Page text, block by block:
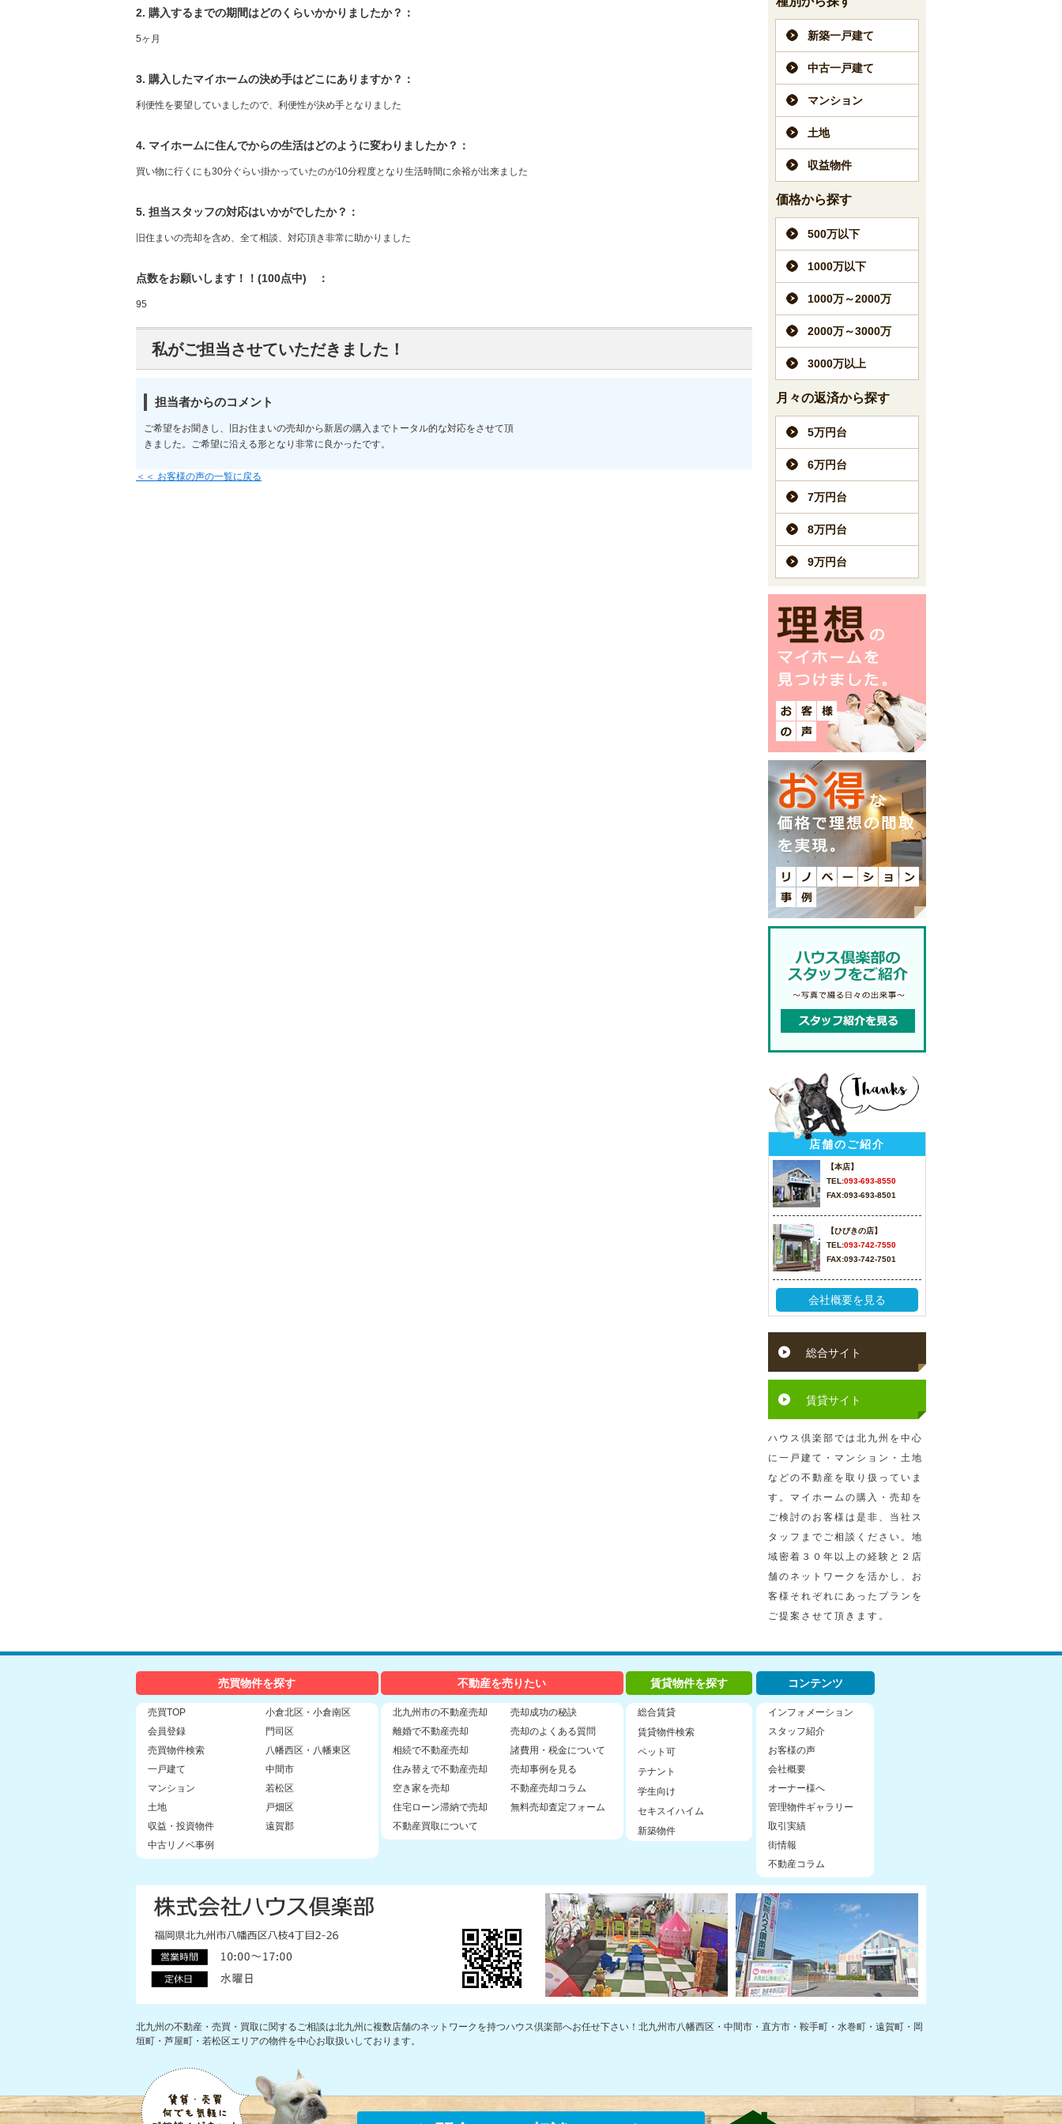
2. 購入するまでの期間はどのくらいかかりましたか？：
5ヶ月
3. 購入したマイホームの決め手はどこにありますか？：
利便性を要望していましたので、利便性が決め手となりました
4. マイホームに住んでからの生活はどのように変わりましたか？：
買い物に行くにも30分ぐらい掛かっていたのが10分程度となり生活時間に余裕が出来ました
5. 担当スタッフの対応はいかがでしたか？：
旧住まいの売却を含め、全て相談、対応頂き非常に助かりました
点数をお願いします！！(100点中) ：
95
私がご担当させていただきました！
担当者からのコメント
ご希望をお聞きし、旧お住まいの売却から新居の購入までトータル的な対応をさせて頂
きました。ご希望に沿える形となり非常に良かったです。
＜＜ お客様の声の一覧に戻る
新築一戸建て
中古一戸建て
マンション
土地
収益物件
価格から探す
500万以下
1000万以下
1000万～2000万
2000万～3000万
3000万以上
月々の返済から探す
5万円台
6万円台
7万円台
8万円台
9万円台
店舗のご紹介
【本店】
TEL:093-693-8550
FAX:093-693-8501
【ひびきの店】
TEL:093-742-7550
FAX:093-742-7501
会社概要を見る
総合サイト
賃貸サイト
ハウス倶楽部では北九州を中心
に一戸建て・マンション・土地
などの不動産を取り扱っていま
す。マイホームの購入・売却を
ご検討のお客様は是非、当社ス
タッフまでご相談ください。地
域密着３０年以上の経験と２店
舗のネットワークを活かし、お
客様それぞれにあったプランを
ご提案させて頂きます。
売買物件を探す
売買TOP
会員登録
売買物件検索
一戸建て
マンション
土地
収益・投資物件
中古リノベ事例
小倉北区・小倉南区
門司区
八幡西区・八幡東区
中間市
若松区
戸畑区
遠賀郡
不動産を売りたい
北九州市の不動産売却
離婚で不動産売却
相続で不動産売却
住み替えで不動産売却
空き家を売却
住宅ローン滞納で売却
不動産買取について
売却成功の秘訣
売却のよくある質問
諸費用・税金について
売却事例を見る
不動産売却コラム
無料売却査定フォーム
賃貸物件を探す
総合賃貸
賃貸物件検索
ペット可
テナント
学生向け
セキスイハイム
新築物件
コンテンツ
インフォメーション
スタッフ紹介
お客様の声
会社概要
オーナー様へ
管理物件ギャラリー
取引実績
街情報
不動産コラム
北九州の不動産・売買・買取に関するご相談は北九州に複数店舗のネットワークを持つハウス倶楽部へお任せ下さい！北九州市八幡西区・中間市・直方市・鞍手町・水巻町・遠賀町・岡
垣町・芦屋町・若松区エリアの物件を中心お取扱いしております。